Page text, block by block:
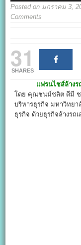
Posted on มกราคม 3,
Comments
31
SHARES
แฟรนไชส์ล้างร
โดย คุณชนม์ชลิต ดีมี ช
บริหารธุรกิจ มหาวิทยา
ธุรกิจ ด้วยธุรกิจล้างรถ